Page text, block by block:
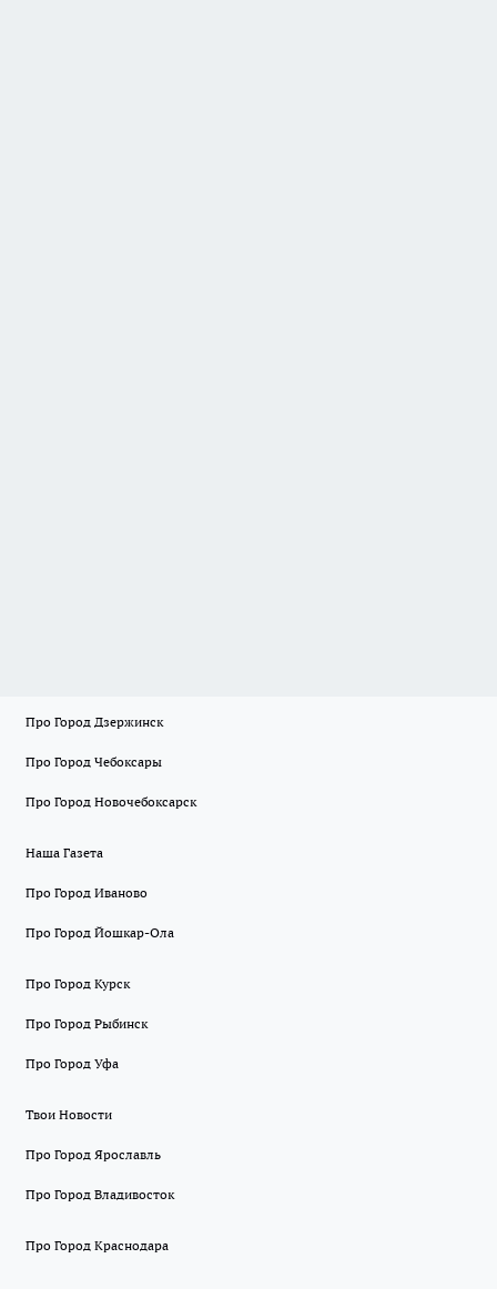
Про Город Дзержинск
Про Город Чебоксары
Про Город Новочебоксарск
Наша Газета
Про Город Иваново
Про Город Йошкар-Ола
Про Город Курск
Про Город Рыбинск
Про Город Уфа
Твои Новости
Про Город Ярославль
Про Город Владивосток
Про Город Краснодара